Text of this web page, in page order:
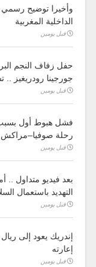
وأخيرا توضيح
الداخلية المغربية
قبل يومين
حفل زفاف النجم
جورجينا رودريغيز ..
قبل يومين
فشل هبوط أول بسبب
رحلة صوفيا–مراكش
قبل يومين
بعد فيديو
التهديد باستعمال
قبل يومين
إندريك يعود إلى
إعارته
قبل يومين